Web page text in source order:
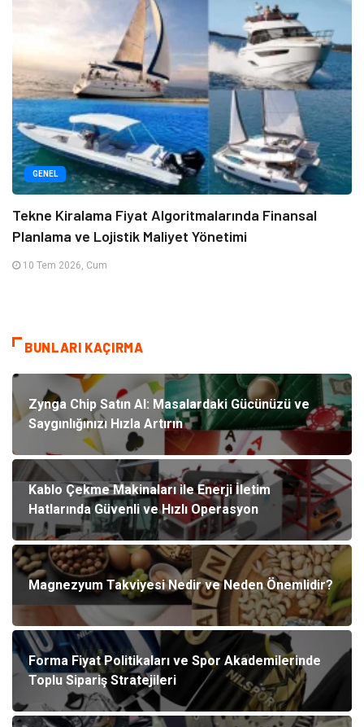
GENEL
Tekne Kiralama Fiyat Algoritmalarında Finansal
Planlama ve Lojistik Maliyet Yönetimi
10 Tem 2026, Cum
BUNLARI KAÇIRMA
Zynga Chip Satın Al: Masalardaki Gücünüzü ve
Saygınlığınızı Hızla Artırın
Kablo Çekme Makinaları ile Enerji İletim
Hatlarında Güvenli ve Hızlı Operasyon
Magnezyum Takviyesi Nedir ve Neden Önemlidir?
Forma Fiyat Politikaları ve Spor Akademilerinde
Toplu Sipariş Stratejileri